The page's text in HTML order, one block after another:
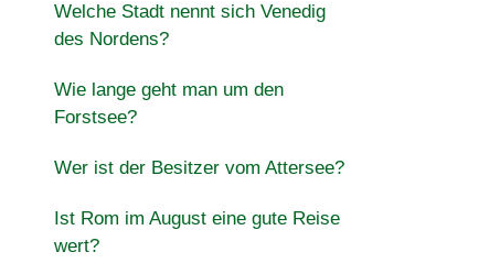
Welche Stadt nennt sich Venedig
des Nordens?
Wie lange geht man um den
Forstsee?
Wer ist der Besitzer vom Attersee?
Ist Rom im August eine gute Reise
wert?